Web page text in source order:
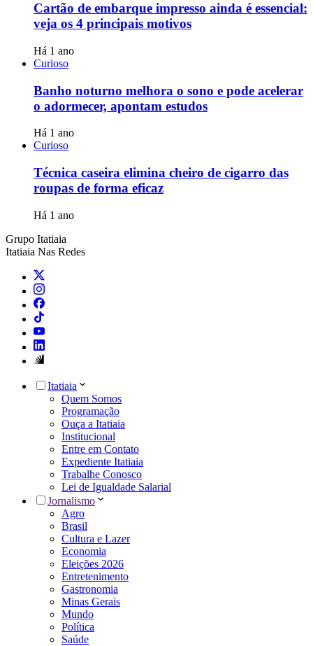
Cartão de embarque impresso ainda é essencial:
veja os 4 principais motivos
Há 1 ano
Curioso
Banho noturno melhora o sono e pode acelerar
o adormecer, apontam estudos
Há 1 ano
Curioso
Técnica caseira elimina cheiro de cigarro das
roupas de forma eficaz
Há 1 ano
Grupo Itatiaia
Itatiaia Nas Redes
Itatiaia
Quem Somos
Programação
Ouça a Itatiaia
Institucional
Entre em Contato
Expediente Itatiaia
Trabalhe Conosco
Lei de Igualdade Salarial
Jornalismo
Agro
Brasil
Cultura e Lazer
Economia
Eleições 2026
Entretenimento
Gastronomia
Minas Gerais
Mundo
Política
Saúde